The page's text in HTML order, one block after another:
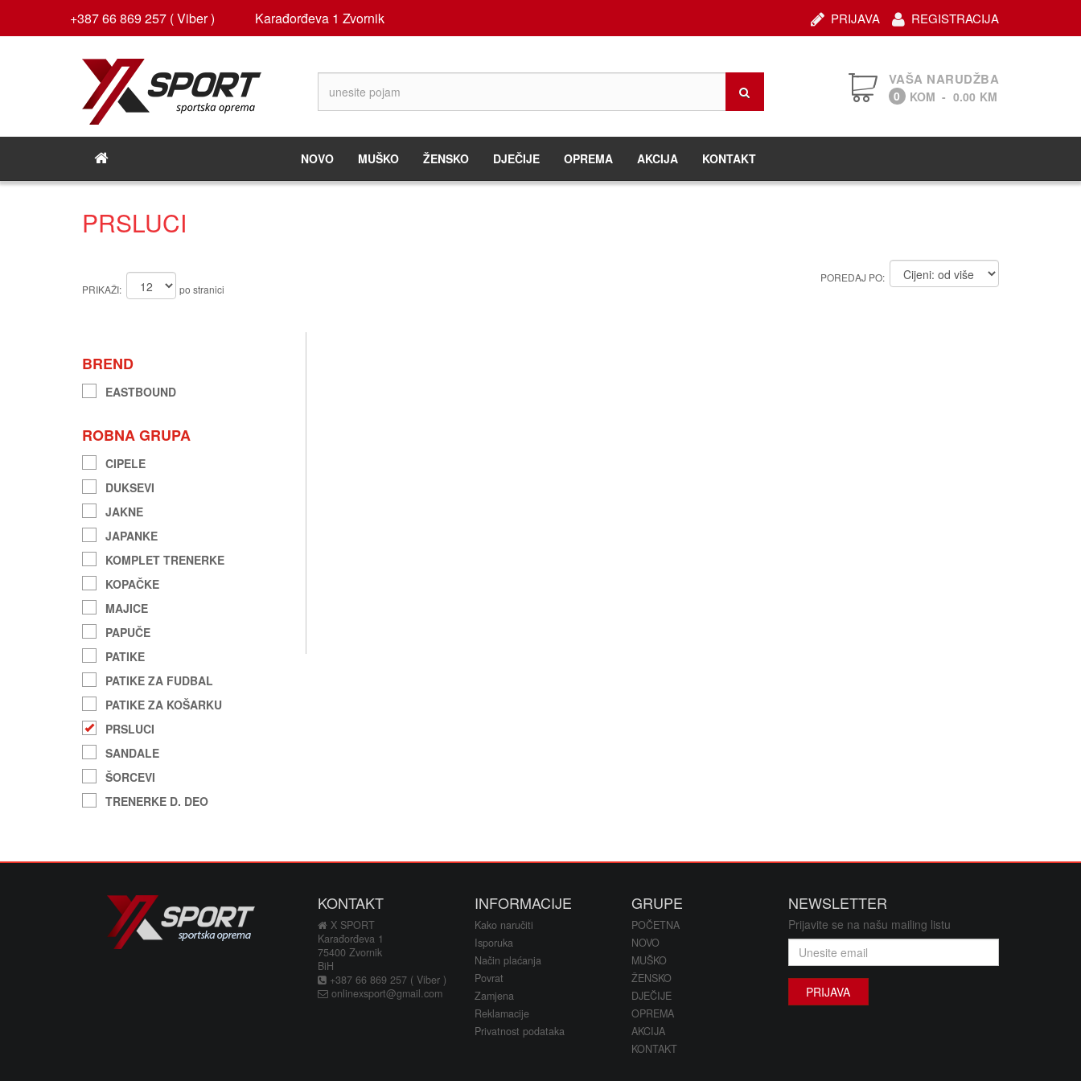
+387 66 869 257 ( Viber ) Karađorđeva 1 Zvornik REGISTRACIJA
PRIJAVA
VAŠA NARUDŽBA
0 KOM - 0.00 KM
NOVO MUŠKO ŽENSKO DJEČIJE OPREMA AKCIJA KONTAKT
PRSLUCI
PRIKAŽI: po stranici
POREDAJ PO:
BREND
EASTBOUND
ROBNA GRUPA
CIPELE
DUKSEVI
JAKNE
JAPANKE
KOMPLET TRENERKE
KOPAČKE
MAJICE
PAPUČE
PATIKE
PATIKE ZA FUDBAL
PATIKE ZA KOŠARKU
PRSLUCI
SANDALE
ŠORCEVI
TRENERKE D. DEO
KONTAKT
X SPORT
Karađorđeva 1
75400 Zvornik
BiH
+387 66 869 257 ( Viber )
onlinexsport@gmail.com
INFORMACIJE
Kako naručiti
Isporuka
Način plaćanja
Povrat
Zamjena
Reklamacije
Privatnost podataka
GRUPE
POČETNA
NOVO
MUŠKO
ŽENSKO
DJEČIJE
OPREMA
AKCIJA
KONTAKT
NEWSLETTER
Prijavite se na našu mailing listu
PRIJAVA